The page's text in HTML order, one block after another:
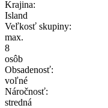
Krajina:
Island
Veľkosť skupiny:
max.
8
osôb
Obsadenosť:
voľné
Náročnosť:
stredná